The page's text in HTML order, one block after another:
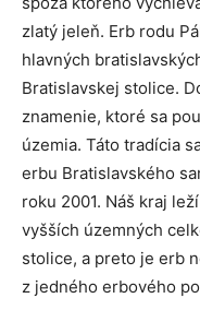
zlatý jeleň. Erb rodu
hlavných
Bratislavskej stolice.
znamenie, ktoré sa
územia. Táto tradícia
erbu Bratislavského
roku 2001. Náš kraj
vyšších územných
stolice, a preto je erb
z jedného erbového